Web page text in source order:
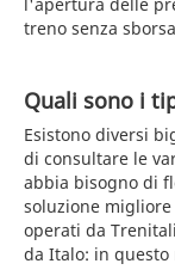
treno senza
Quali sono i
Esistono diversi
di consultare le
abbia bisogno di
soluzione
operati da
da Italo: in questo